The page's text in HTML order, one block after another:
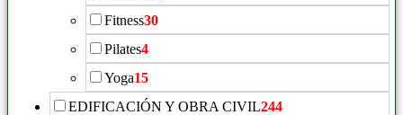
Fitness30
Pilates4
Yoga15
EDIFICACIÓN Y OBRA CIVIL244